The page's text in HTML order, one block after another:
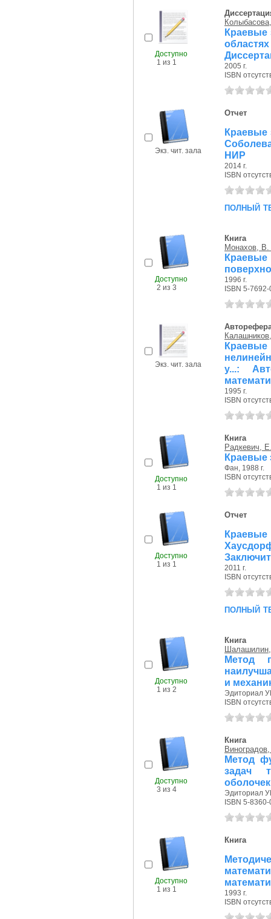
Доступно
1 из 1
Краевые
2005 г.
ISBN
Экз. чит. зала
Отчет
Краевые
НИР
2014 г.
ISBN
полный
Доступно
2 из 3
Книга
Монахов,
1996 г.
ISBN 5-
Экз. чит. зала
Краевые
у...:
1995 г.
ISBN
Доступно
1 из 1
Книга
Радкевич,
Краевые
Фан, 1988 г.
ISBN
Доступно
1 из 1
Отчет
2011 г.
ISBN
полный
Доступно
1 из 2
Книга
Метод
и
Эдиториал
ISBN
Доступно
3 из 4
Книга
Метод
задач
Эдиториал
ISBN 5-
Доступно
1 из 1
Книга
1993 г.
ISBN